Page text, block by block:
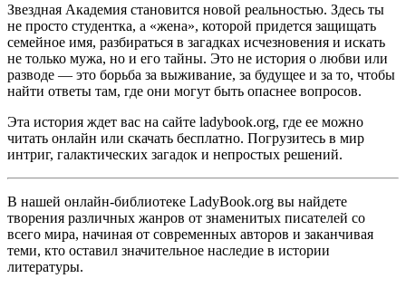
Звездная Академия становится новой реальностью. Здесь ты
не просто студентка, а «жена», которой придется защищать
семейное имя, разбираться в загадках исчезновения и искать
не только мужа, но и его тайны. Это не история о любви или
разводе — это борьба за выживание, за будущее и за то, чтобы
найти ответы там, где они могут быть опаснее вопросов.
Эта история ждет вас на сайте ladybook.org, где ее можно
читать онлайн или скачать бесплатно. Погрузитесь в мир
интриг, галактических загадок и непростых решений.
В нашей онлайн-библиотеке LadyBook.org вы найдете
творения различных жанров от знаменитых писателей со
всего мира, начиная от современных авторов и заканчивая
теми, кто оставил значительное наследие в истории
литературы.